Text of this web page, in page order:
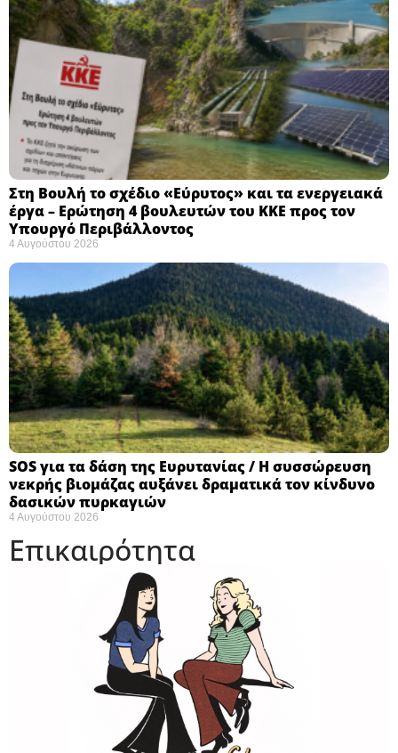
Στη Βουλή το σχέδιο «Εύρυτος» και τα ενεργειακά
έργα – Ερώτηση 4 βουλευτών του ΚΚΕ προς τον
Υπουργό Περιβάλλοντος
4 Αυγούστου 2026
SOS για τα δάση της Ευρυτανίας / Η συσσώρευση
νεκρής βιομάζας αυξάνει δραματικά τον κίνδυνο
δασικών πυρκαγιών
4 Αυγούστου 2026
Επικαιρότητα